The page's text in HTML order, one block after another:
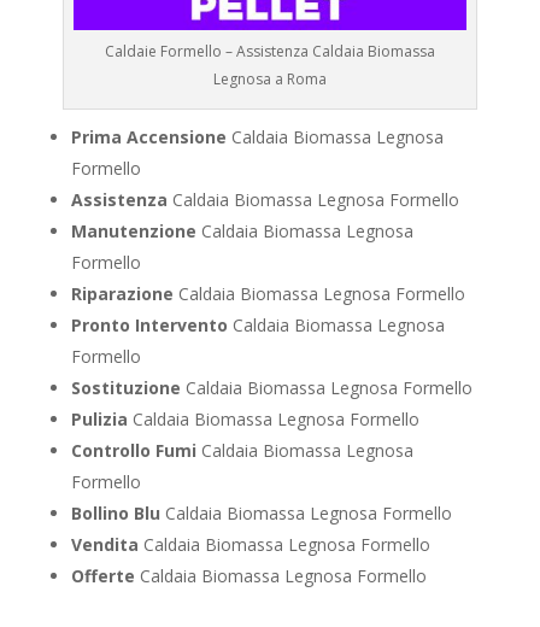
Caldaie Formello – Assistenza Caldaia Biomassa
Legnosa a Roma
Prima Accensione Caldaia Biomassa Legnosa
Formello
Assistenza Caldaia Biomassa Legnosa Formello
Manutenzione Caldaia Biomassa Legnosa
Formello
Riparazione Caldaia Biomassa Legnosa Formello
Pronto Intervento Caldaia Biomassa Legnosa
Formello
Sostituzione Caldaia Biomassa Legnosa Formello
Pulizia Caldaia Biomassa Legnosa Formello
Controllo Fumi Caldaia Biomassa Legnosa
Formello
Bollino Blu Caldaia Biomassa Legnosa Formello
Vendita Caldaia Biomassa Legnosa Formello
Offerte Caldaia Biomassa Legnosa Formello